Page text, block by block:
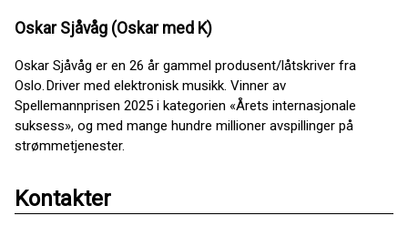
Oskar Sjåvåg (Oskar med K)
Oskar Sjåvåg er en 26 år gammel produsent/låtskriver fra
Oslo. Driver med elektronisk musikk. Vinner av
Spellemannprisen 2025 i kategorien «Årets internasjonale
suksess», og med mange hundre millioner avspillinger på
strømmetjenester.
Kontakter